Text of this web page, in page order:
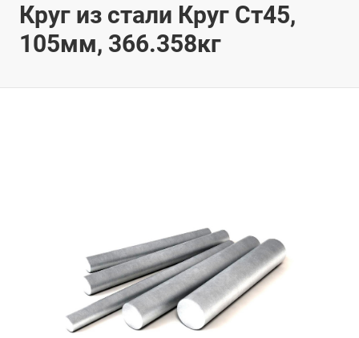
Круг из стали Круг Ст45,
105мм, 366.358кг